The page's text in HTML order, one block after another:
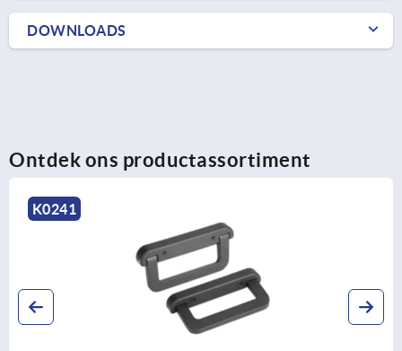
DOWNLOADS
Ontdek ons productassortiment